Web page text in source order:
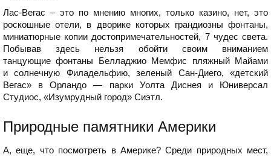
Лас-Вегас – это по мнению многих, только казино, нет, это
роскошные отели, в дворике которых грандиозны фонтаны,
миниатюрные копии достопримечательностей, 7 чудес света.
Побывав здесь нельзя обойти своим вниманием
танцующие фонтаны Белладжио Мемфис пляжный Майами
и солнечную Филадельфию, зеленый Сан-Диего, «детский
Вегас» в Орландо — парки Уолта Диснея и Юниверсал
Студиос, «Изумрудный город» Сиэтл.
Природные памятники Америки
А, еще, что посмотреть в Америке? Среди природных мест,